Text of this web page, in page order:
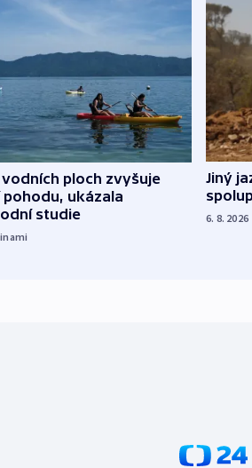
ploch zvyšuje
pohodu, ukázala
studie
Jiný
6. 8. 2026